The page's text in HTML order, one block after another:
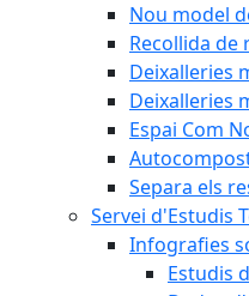
Nou model
Recollida de
Deixalleries
Deixalleries
Espai Com
Separa els
Servei d'Estudis
Infografies
Estudis